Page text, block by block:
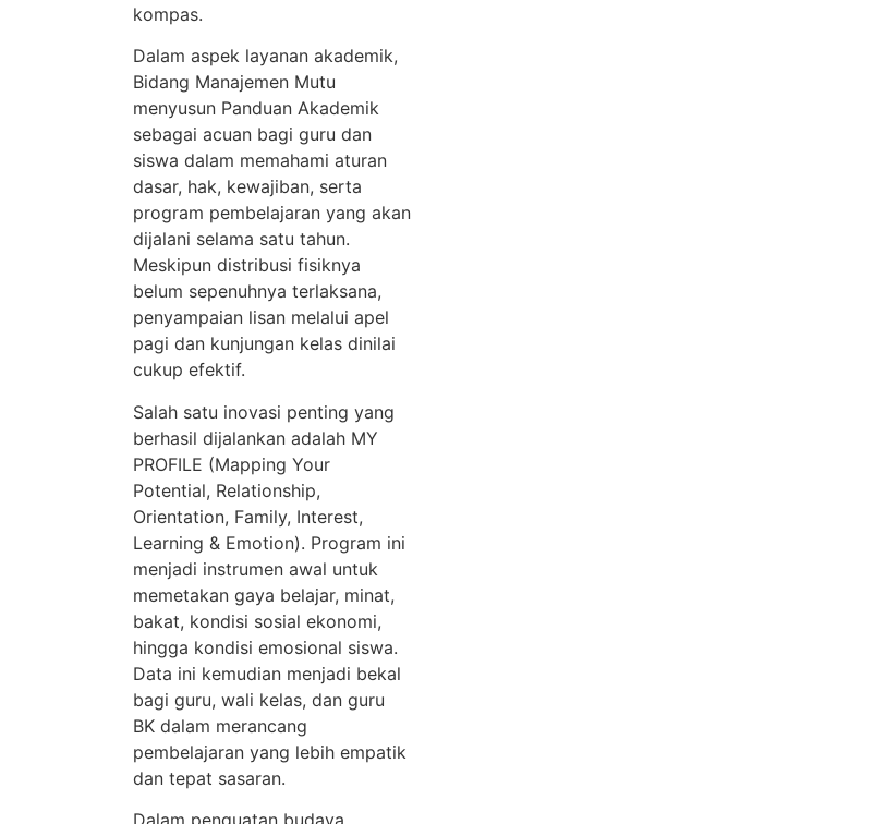
kompas.
Dalam aspek layanan akademik,
Bidang Manajemen Mutu
menyusun Panduan Akademik
sebagai acuan bagi guru dan
siswa dalam memahami aturan
dasar, hak, kewajiban, serta
program pembelajaran yang akan
dijalani selama satu tahun.
Meskipun distribusi fisiknya
belum sepenuhnya terlaksana,
penyampaian lisan melalui apel
pagi dan kunjungan kelas dinilai
cukup efektif.
Salah satu inovasi penting yang
berhasil dijalankan adalah MY
PROFILE (Mapping Your
Potential, Relationship,
Orientation, Family, Interest,
Learning & Emotion). Program ini
menjadi instrumen awal untuk
memetakan gaya belajar, minat,
bakat, kondisi sosial ekonomi,
hingga kondisi emosional siswa.
Data ini kemudian menjadi bekal
bagi guru, wali kelas, dan guru
BK dalam merancang
pembelajaran yang lebih empatik
dan tepat sasaran.
Dalam penguatan budaya